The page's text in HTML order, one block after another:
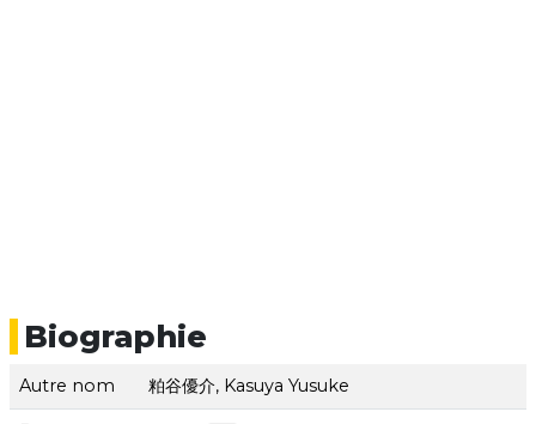
Biographie
Autre nom 粕谷優介, Kasuya Yusuke